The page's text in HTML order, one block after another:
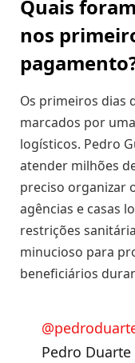
Quais
nos
Os primeiros dias
marcados por
logísticos. Pedro
atender milhões
preciso organizar
agências e casas
restrições
minucioso para
beneficiários
Pedro